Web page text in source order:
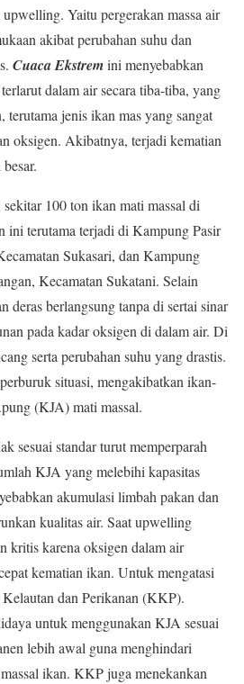
Yaitu pergerakan massa air
akibat perubahan suhu dan
Cuaca Ekstremini menyebabkan
dalam air secara tiba-tiba, yang
terutama jenis ikan mas yang sangat
oksigen. Akibatnya, terjadi kematian
100 ton ikan mati massal di
ini terutama terjadi di Kampung Pasir
Sukasari, dan Kampung
Kecamatan Sukatani. Selain
deras berlangsung tanpa di sertai sinar
pada kadar oksigen di dalam air. Di
serta perubahan suhu yang drastis.
situasi, mengakibatkan ikan-
(KJA) mati massal.
sesuai standar turut memperparah
KJA yang melebihi kapasitas
akumulasi limbah pakan dan
kualitas air. Saat upwelling
kritis karena oksigen dalam air
kematian ikan. Untuk mengatasi
dan Perikanan (KKP).
untuk menggunakan KJA sesuai
lebih awal guna menghindari
ikan. KKP juga menekankan